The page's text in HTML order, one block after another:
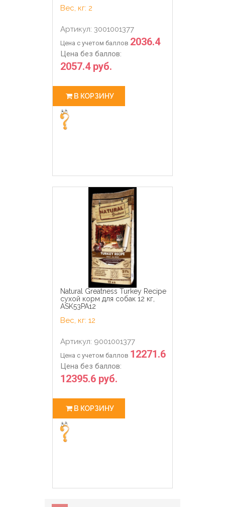
Вес, кг: 2
Артикул: 3001001377
Цена с учетом баллов 2036.4
Цена без баллов:
2057.4 руб.
В КОРЗИНУ
Natural Greatness Turkey Recipe
сухой корм для собак 12 кг,
ASK53PA12
Вес, кг: 12
Артикул: 9001001377
Цена с учетом баллов 12271.6
Цена без баллов:
12395.6 руб.
В КОРЗИНУ